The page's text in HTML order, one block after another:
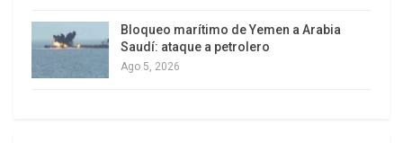
hasta para decir lo que dijo es un triste reflejo de
la cultura política en ambos países. En cuanto a
Bloqueo marítimo de Yemen a Arabia
Saudí: ataque a petrolero
Ago 5, 2026